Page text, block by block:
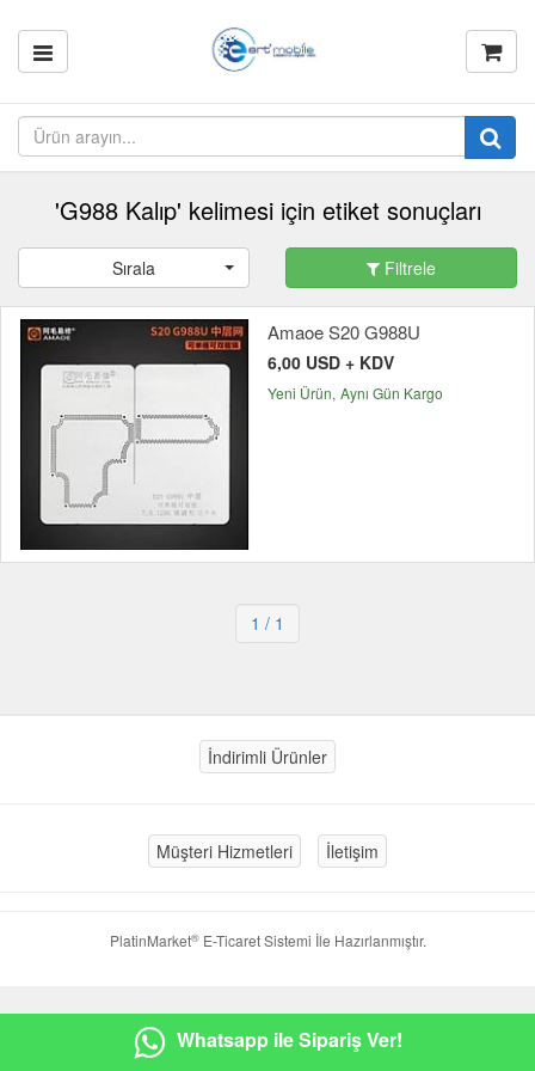
'G988 Kalıp' kelimesi için etiket sonuçları
Sırala Filtrele
Amaoe S20 G988U
6,00 USD + KDV
Yeni Ürün Aynı Gün Kargo
1 / 1
İndirimli Ürünler
Müşteri Hizmetleri İletişim
PlatinMarket®E-Ticaret Sistemi İle Hazırlanmıştır.
Whatsapp ile Sipariş Ver!